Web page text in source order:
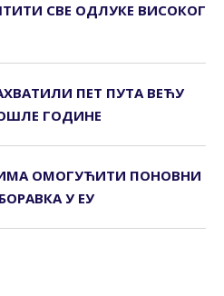
СВЕ ОДЛУКЕ ВИСОКОГ
ПЕТ ПУТА ВЕЋУ
ГОДИНЕ
ОМОГУЋИТИ ПОНОВНИ
У ЕУ